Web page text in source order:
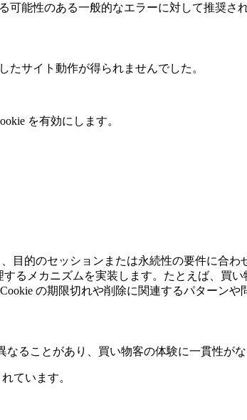
能性のある一般的なエラーに対して推奨さ
たサイト動作が得られませんでした。
を有効にします。
目的のセッションまたは永続性の要件に合わ
るメカニズムを実装します。たとえば、買
の期限切れや削除に関連するパターンや
ることがあり、買い物客の体験に一貫性がな
ています。